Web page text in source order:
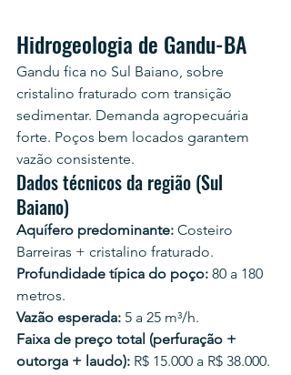
Hidrogeologia de Gandu-BA
Gandu fica no Sul Baiano, sobre
cristalino fraturado com transição
sedimentar. Demanda agropecuária
forte. Poços bem locados garantem
vazão consistente.
Dados técnicos da região (Sul
Baiano)
Aquífero predominante: Costeiro
Barreiras + cristalino fraturado.
Profundidade típica do poço: 80 a 180
metros.
Vazão esperada: 5 a 25 m³/h.
Faixa de preço total (perfuração +
outorga + laudo): R$ 15.000 a R$ 38.000.